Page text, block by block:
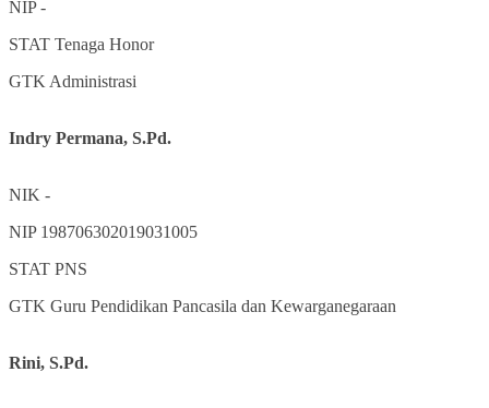
NIP-
STAT Tenaga Honor
GTK Administrasi
Indry Permana, S.Pd.
NIK -
NIP 198706302019031005
STAT PNS
GTK Guru Pendidikan Pancasila dan Kewarganegaraan
Rini, S.Pd.